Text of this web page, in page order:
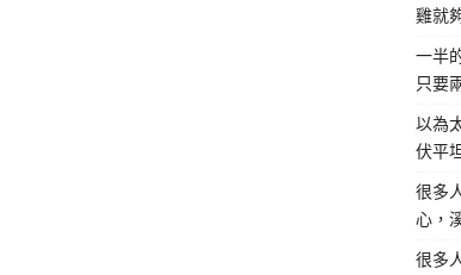
雞就
一半
只要
以為
伏平
很多
心，
很多